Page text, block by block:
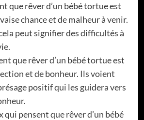
que rêver d’un bébé tortue est
chance et de malheur à venir.
peut signifier des difficultés à
que rêver d’un bébé tortue est
et de bonheur. Ils voient
positif qui les guidera vers
qui pensent que rêver d’un bébé